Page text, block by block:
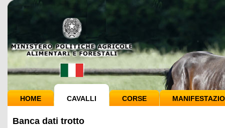
HOME CAVALLI CORSE
Banca dati trotto